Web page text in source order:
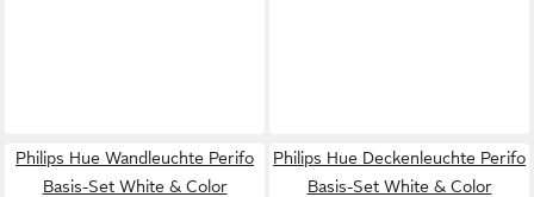
Philips Hue Wandleuchte Perifo
Basis-Set White & Color
Philips Hue Deckenleuchte Perifo
Basis-Set White & Color